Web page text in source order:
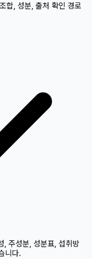
합, 성분, 출처 확인 경로
, 주성분, 성분표, 섭취방
니다.